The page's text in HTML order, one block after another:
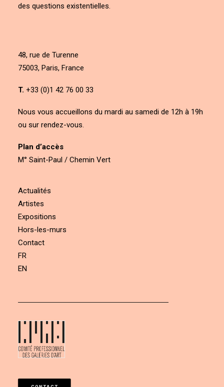
des questions existentielles.
48, rue de Turenne
75003, Paris, France
T. +33 (0)1 42 76 00 33
Nous vous accueillons du mardi au samedi de 12h à 19h
ou sur rendez-vous.
Plan d’accès
M° Saint-Paul / Chemin Vert
Actualités
Artistes
Expositions
Hors-les-murs
Contact
FR
EN